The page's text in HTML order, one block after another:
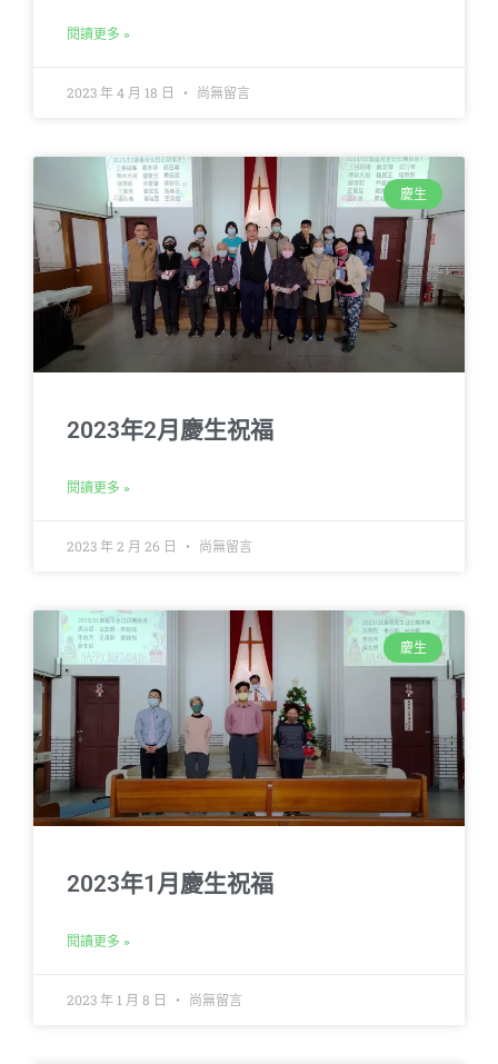
閱讀更多 »
2023 年 4 月 18 日 尚無留言
慶生
2023年2月慶生祝福
閱讀更多 »
2023 年 2 月 26 日 尚無留言
慶生
2023年1月慶生祝福
閱讀更多 »
2023 年 1 月 8 日 尚無留言